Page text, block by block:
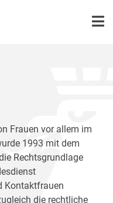
Frauen vor allem im
1993 mit dem
Rechtsgrundlage
Kontaktfrauen
die rechtliche